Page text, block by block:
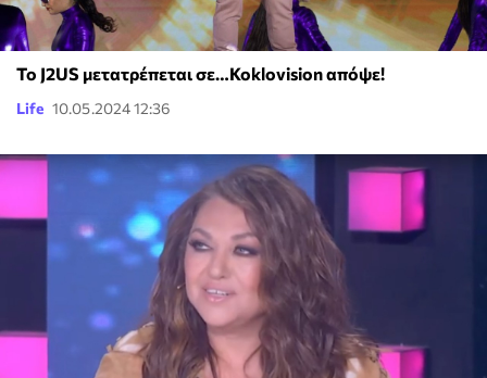
Το J2US μετατρέπεται σε…Koklovision απόψε!
Life 10.05.2024 12:36